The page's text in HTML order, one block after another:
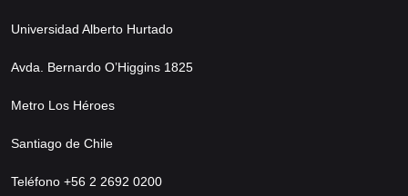
Universidad Alberto Hurtado
Avda. Bernardo O’Higgins 1825
Metro Los Héroes
Santiago de Chile
Teléfono +56 2 2692 0200